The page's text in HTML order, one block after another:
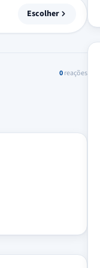
Escolher
0reações